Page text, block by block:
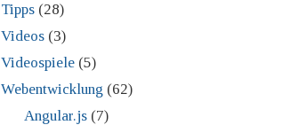
Tipps (28)
Videos (3)
Videospiele (5)
Webentwicklung (62)
Angular.js(7)